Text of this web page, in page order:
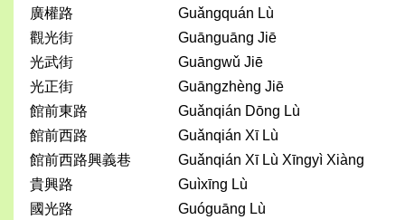
廣權路
Guǎngquán Lù
觀光街
Guānguāng Jiē
光武街
Guāngwǔ Jiē
光正街
Guāngzhèng Jiē
館前東路
Guǎnqián Dōng Lù
館前西路
Guǎnqián Xī Lù
館前西路興義巷
Guǎnqián Xī Lù Xīngyì Xiàng
貴興路
Guìxīng Lù
國光路
Guóguāng Lù